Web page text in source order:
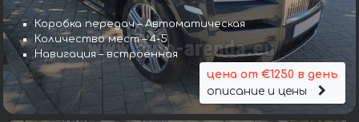
Коробка передач – Автоматическая
Количество мест – 4-5
Навигация – встроенная
цена от €1250 в день
описание и цены